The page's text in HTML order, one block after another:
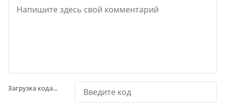
Загрузка кода...